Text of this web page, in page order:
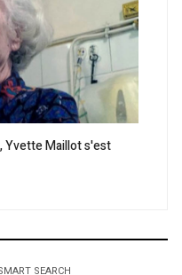
Yvette Maillot s'est
SEARCH